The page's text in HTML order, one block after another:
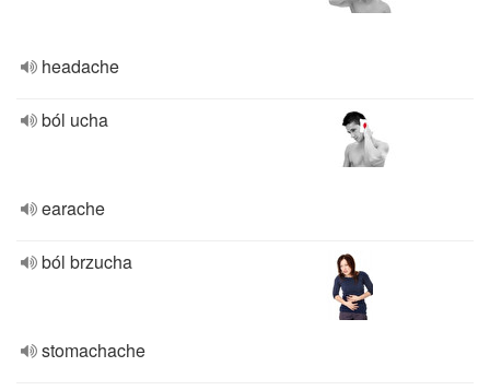
headache
ból ucha
earache
ból brzucha
stomachache